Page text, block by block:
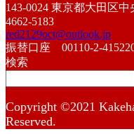
143-0024 東京都大田区
4662-5183
red2129oct@outlook.jp
振替口座 00110-2-
検索
Copyright ©2021
Reserved.